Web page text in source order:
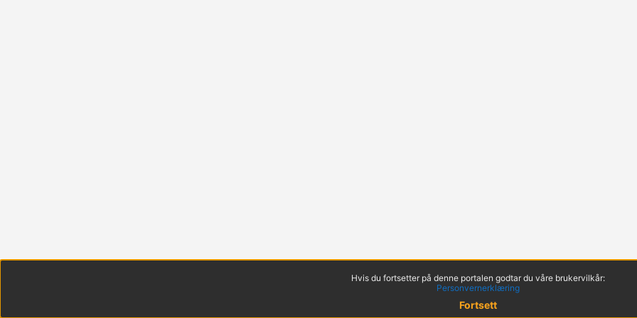
Hvis du fortsetter på denne portalen godtar du våre brukervilkår:
Personvernerklæring
Fortsett